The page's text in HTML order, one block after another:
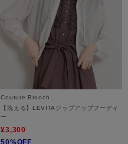
Couture Brooch
【洗える】LEVITAジップアップフーディ
ー
¥3,300
50%OFF